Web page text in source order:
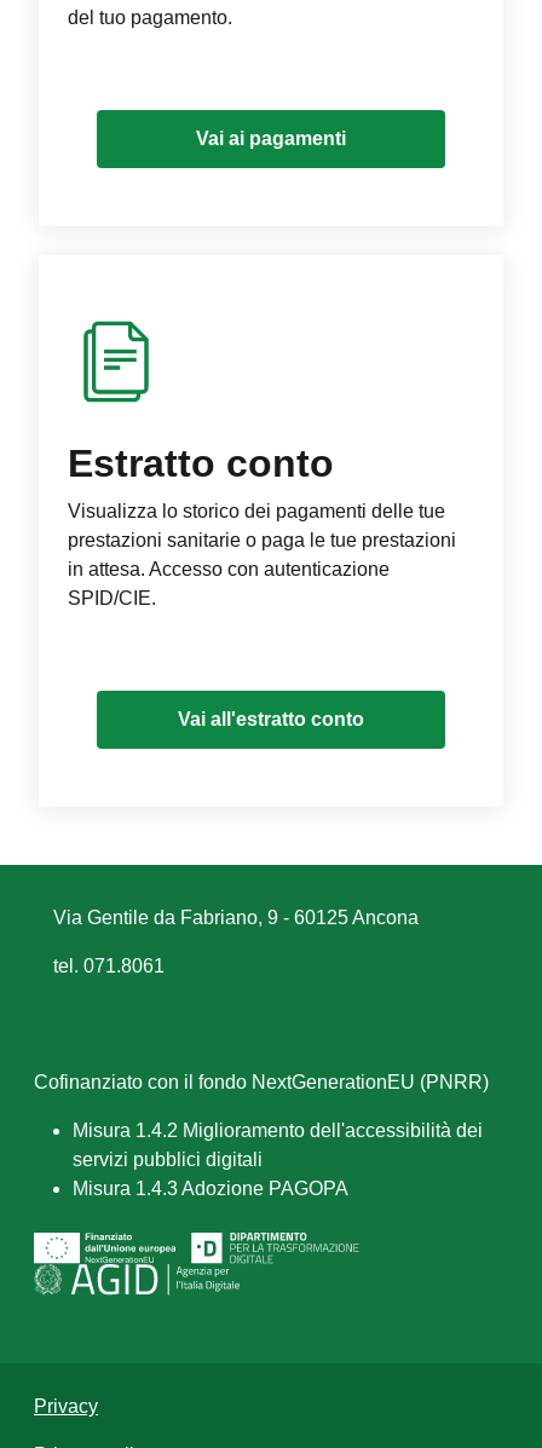
del tuo pagamento.
Vai ai pagamenti
Estratto conto
Visualizza lo storico dei pagamenti delle tue
prestazioni sanitarie o paga le tue prestazioni
in attesa. Accesso con autenticazione
SPID/CIE.
Vai all'estratto conto
Via Gentile da Fabriano, 9 - 60125 Ancona
tel. 071.8061
Cofinanziato con il fondo NextGenerationEU (PNRR)
Misura 1.4.2 Miglioramento dell'accessibilità dei
servizi pubblici digitali
Misura 1.4.3 Adozione PAGOPA
Privacy